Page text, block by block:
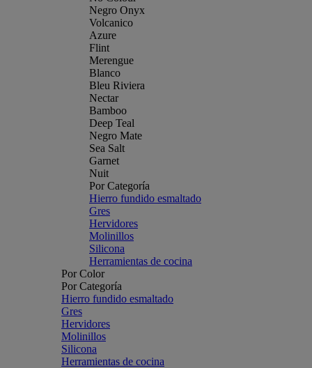
Negro Onyx
Volcanico
Azure
Flint
Merengue
Blanco
Bleu Riviera
Nectar
Bamboo
Deep Teal
Negro Mate
Sea Salt
Garnet
Nuit
Por Categoría
Hierro fundido esmaltado
Gres
Hervidores
Molinillos
Silicona
Herramientas de cocina
Por Color
Por Categoría
Hierro fundido esmaltado
Gres
Hervidores
Molinillos
Silicona
Herramientas de cocina